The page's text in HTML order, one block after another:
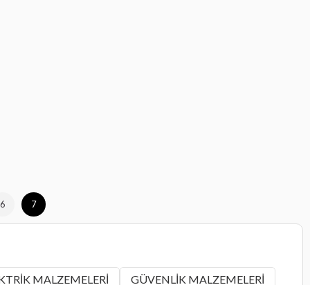
6 7
MALZEMELERİ GÜVENLİK MALZEMELERİ